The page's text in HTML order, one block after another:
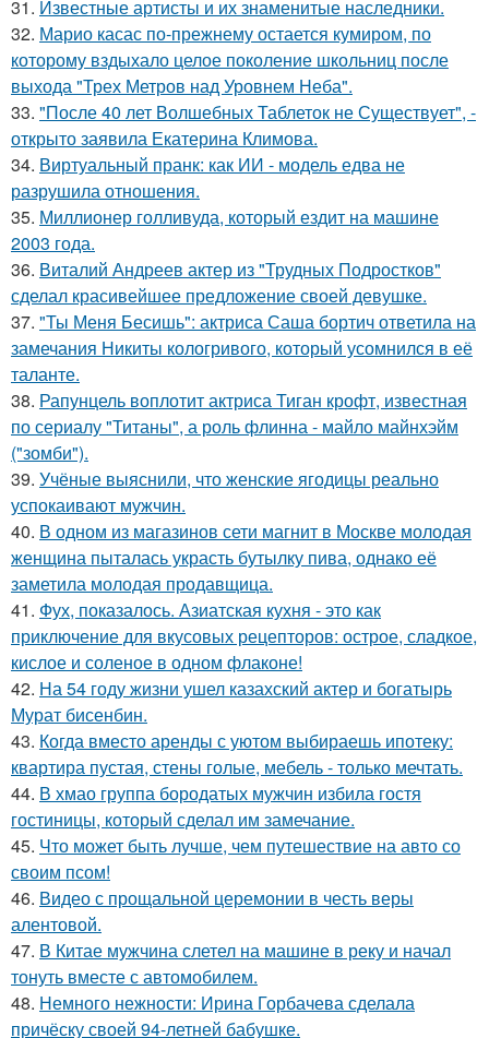
31. Известные артисты и их знаменитые наследники.
32. Марио касас по-прежнему остается кумиром, по
которому вздыхало целое поколение школьниц после
выхода "Трех Метров над Уровнем Неба".
33. "После 40 лет Волшебных Таблеток не Существует", -
открыто заявила Екатерина Климова.
34. Виртуальный пранк: как ИИ - модель едва не
разрушила отношения.
35. Миллионер голливуда, который ездит на машине
2003 года.
36. Виталий Андреев актер из "Трудных Подростков"
сделал красивейшее предложение своей девушке.
37. "Ты Меня Бесишь": актриса Саша бортич ответила на
замечания Никиты кологривого, который усомнился в её
таланте.
38. Рапунцель воплотит актриса Тиган крофт, известная
по сериалу "Титаны", а роль флинна - майло майнхэйм
("зомби").
39. Учёные выяснили, что женские ягодицы реально
успокаивают мужчин.
40. В одном из магазинов сети магнит в Москве молодая
женщина пыталась украсть бутылку пива, однако её
заметила молодая продавщица.
41. Фух, показалось. Азиатская кухня - это как
приключение для вкусовых рецепторов: острое, сладкое,
кислое и соленое в одном флаконе!
42. На 54 году жизни ушел казахский актер и богатырь
Мурат бисенбин.
43. Когда вместо аренды с уютом выбираешь ипотеку:
квартира пустая, стены голые, мебель - только мечтать.
44. В хмао группа бородатых мужчин избила гостя
гостиницы, который сделал им замечание.
45. Что может быть лучше, чем путешествие на авто со
своим псом!
46. Видео с прощальной церемонии в честь веры
алентовой.
47. В Китае мужчина слетел на машине в реку и начал
тонуть вместе с автомобилем.
48. Немного нежности: Ирина Горбачева сделала
причёску своей 94-летней бабушке.